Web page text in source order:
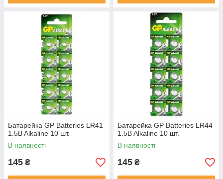
Батарейка GP Batteries LR41
1.5B Alkaline 10 шт.
В наявності
145 ₴
Батарейка GP Batteries LR44
1.5B Alkaline 10 шт.
В наявності
145 ₴